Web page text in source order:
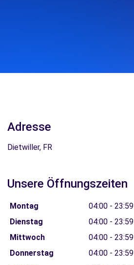
Adresse
Dietwiller, FR
Unsere Öffnungszeiten
Montag
04:00 - 23:59
Dienstag
04:00 - 23:59
Mittwoch
04:00 - 23:59
Donnerstag
04:00 - 23:59